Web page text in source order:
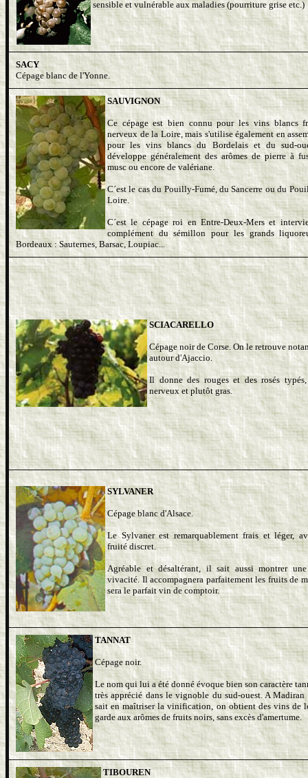
sensible et vulnérable aux maladies (pourriture grise etc.)
SACY
Cépage blanc de l'Yonne.
SAUVIGNON
Ce cépage est bien connu pour les vins blancs
nerveux de la Loire, mais s'utilise également en
pour les vins blancs du Bordelais et du sud-
développe généralement des arômes de pierre à
musc ou encore de valériane.
C´est le cas du Pouilly-Fumé, du Sancerre ou du
Loire.
C´est le cépage roi en Entre-Deux-Mers et
complément du sémillon pour les grands
Bordeaux : Sauternes, Barsac, Loupiac...
SCIACARELLO
Cépage noir de Corse. On le retrouve
autour d'Ajaccio.
Il donne des rouges et des rosés typés,
nerveux et plutôt gras.
SYLVANER
Cépage blanc d'Alsace.
Le Sylvaner est remarquablement frais et léger,
fruité discret.
Agréable et désaltérant, il sait aussi montrer
vivacité. Il accompagnera parfaitement les fruits de
sera le parfait vin de comptoir.
TANNAT
Cépage noir.
Le nom qui lui a été donné évoque bien son caractère
très apprécié dans le vignoble du sud-ouest. A Madiran
sait en maîtriser la vinification, on obtient des vins de
garde aux arômes de fruits noirs, sans excès d'amertume.
TIBOUREN